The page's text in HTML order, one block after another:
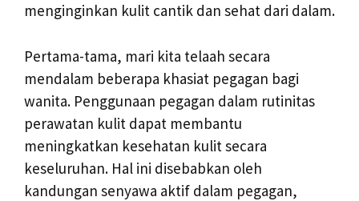
menginginkan kulit cantik dan sehat dari dalam.
Pertama-tama, mari kita telaah secara
mendalam beberapa khasiat pegagan bagi
wanita. Penggunaan pegagan dalam rutinitas
perawatan kulit dapat membantu
meningkatkan kesehatan kulit secara
keseluruhan. Hal ini disebabkan oleh
kandungan senyawa aktif dalam pegagan,